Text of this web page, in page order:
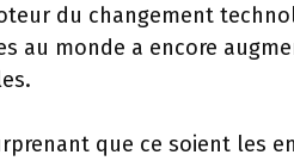
du changement
au monde a encore
que ce soient les